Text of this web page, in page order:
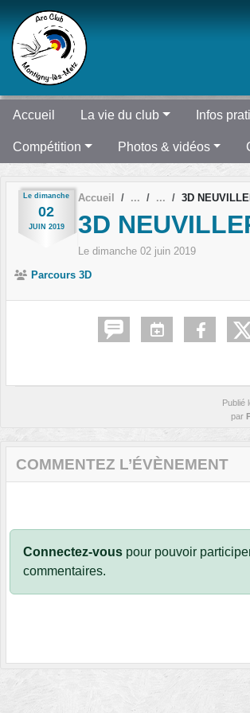
Accueil La vie du club Infos
Compétition Photos & vidéos
Le dimanche
02
JUIN 2019
Accueil 3D
3D
Le dimanche 02 juin 2019
Parcours 3D
Publié
par
COMMENTEZ L’ÉVÈNEMENT
Connectez-vous pour pouvoir
commentaires.
Panneau de gestion des cookies